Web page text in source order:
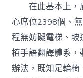
在此基本上，
心席位2398個、
程無妨礙電梯、
植手語翻譯體系
辦法，既知足輪